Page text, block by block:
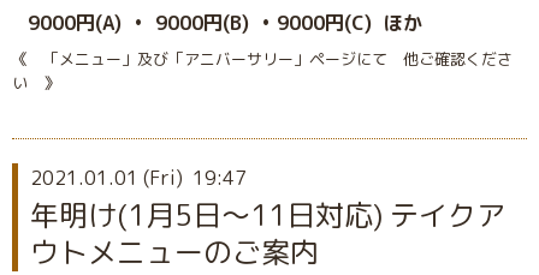
9000円(A) • 9000円(B) • 9000円(C) ほか
《 「メニュー」及び「アニバーサリー」ページにて 他ご確認くださ
い 》
2021.01.01 (Fri) 19:47
年明け(1月5日〜11日対応) テイクア
ウトメニューのご案内